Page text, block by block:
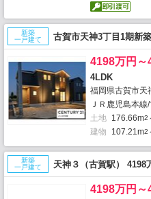
新築
一戸建て
古賀市天神3丁目1期新
4198万円～
4LDK
福岡県古賀市天
ＪＲ鹿児島本
土地 176.66m2
建物
107.21m2
新築
一戸建て
天神３（古賀駅） 4198
4198万円～